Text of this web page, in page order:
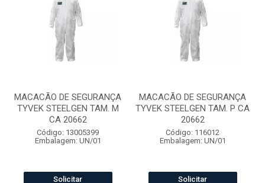
MACACÃO DE SEGURANÇA
TYVEK STEELGEN TAM. M
CA 20662
Código: 13005399
Embalagem: UN/01
Solicitar
MACACÃO DE SEGURANÇA
TYVEK STEELGEN TAM. P CA
20662
Código: 116012
Embalagem: UN/01
Solicitar